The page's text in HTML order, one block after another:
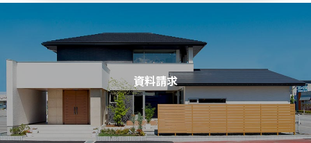
資料請求